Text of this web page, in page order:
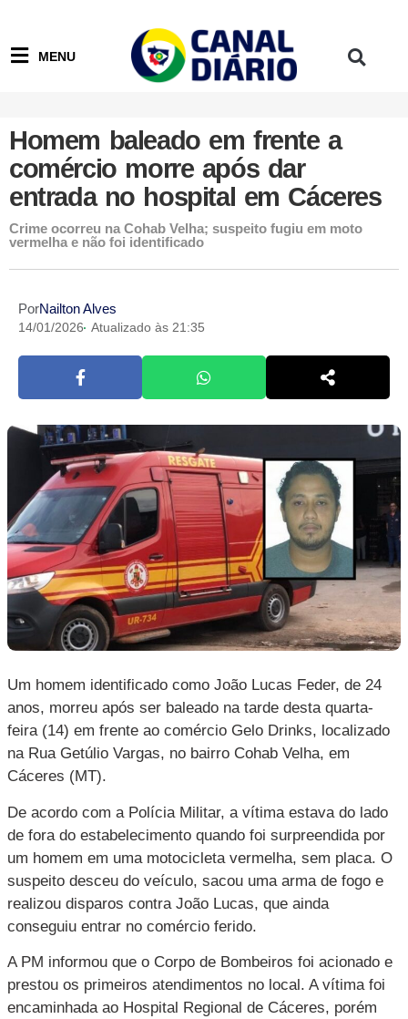
MENU
Homem baleado em frente a
comércio morre após dar
entrada no hospital em Cáceres
Crime ocorreu na Cohab Velha; suspeito fugiu em moto
vermelha e não foi identificado
PorNailton Alves
14/01/2026 Atualizado às 21:35
Um homem identificado como João Lucas Feder, de 24
anos, morreu após ser baleado na tarde desta quarta-
feira (14) em frente ao comércio Gelo Drinks, localizado
na Rua Getúlio Vargas, no bairro Cohab Velha, em
Cáceres (MT).
De acordo com a Polícia Militar, a vítima estava do lado
de fora do estabelecimento quando foi surpreendida por
um homem em uma motocicleta vermelha, sem placa. O
suspeito desceu do veículo, sacou uma arma de fogo e
realizou disparos contra João Lucas, que ainda
conseguiu entrar no comércio ferido.
A PM informou que o Corpo de Bombeiros foi acionado e
prestou os primeiros atendimentos no local. A vítima foi
encaminhada ao Hospital Regional de Cáceres, porém